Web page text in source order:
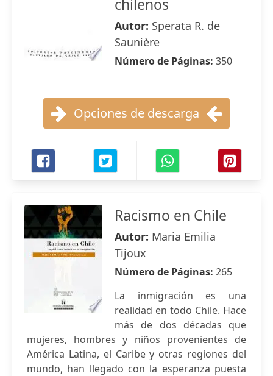
chilenos
Autor: Sperata R. de
Saunière
Número de Páginas: 350
Opciones de descarga
Racismo en Chile
Autor: Maria Emilia
Tijoux
Número de Páginas: 265
La inmigración es una
realidad en todo Chile. Hace
más de dos décadas que
mujeres, hombres y niños provenientes de
América Latina, el Caribe y otras regiones del
mundo, han llegado con la esperanza puesta